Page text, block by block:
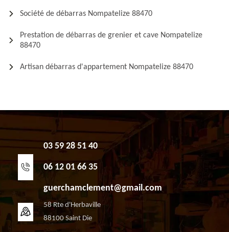
Société de débarras Nompatelize 88470
Prestation de débarras de grenier et cave Nompatelize
88470
Artisan débarras d'appartement Nompatelize 88470
03 59 28 51 40
06 12 01 66 35
guerchamclement@gmail.com
58 Rte d'Herbaville
88100 Saint Die